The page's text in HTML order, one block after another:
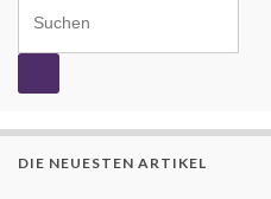
DIE NEUESTEN ARTIKEL